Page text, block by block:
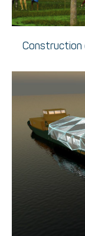
Construction